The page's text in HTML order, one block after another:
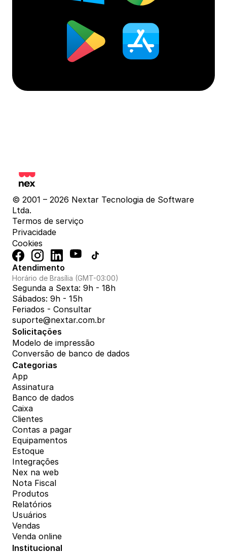
© 2001 – 2026 Nextar Tecnologia de Software
Ltda.
Termos de serviço
Privacidade
Cookies
Atendimento
Horário de Brasília (GMT-03:00)
Segunda a Sexta: 9h - 18h
Sábados: 9h - 15h
Feriados - Consultar
suporte@nextar.com.br
Solicitações
Modelo de impressão
Conversão de banco de dados
Categorias
App
Assinatura
Banco de dados
Caixa
Clientes
Contas a pagar
Equipamentos
Estoque
Integrações
Nex na web
Nota Fiscal
Produtos
Relatórios
Usuários
Vendas
Venda online
Institucional